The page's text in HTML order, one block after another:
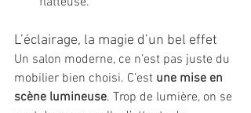
L’éclairage, la magie d’un bel effet
Un salon moderne, ce n’est pas juste du
mobilier bien choisi. C’est une mise en
scène lumineuse. Trop de lumière, on se